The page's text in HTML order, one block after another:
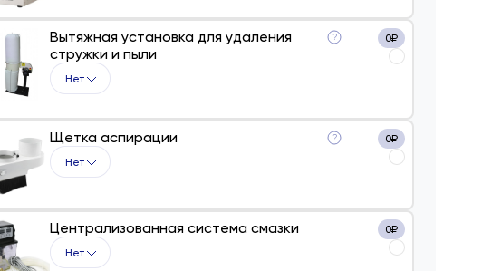
Вытяжная установка для удаления
стружки и пыли
?
Нет
0₽
Щетка аспирации ?
Нет
0₽
Централизованная система смазки
Нет
0₽